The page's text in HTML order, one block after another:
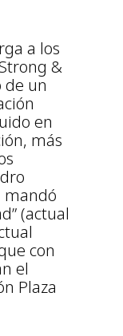
a los
&
de un
en
más
mandó
(actual
con
el
Plaza